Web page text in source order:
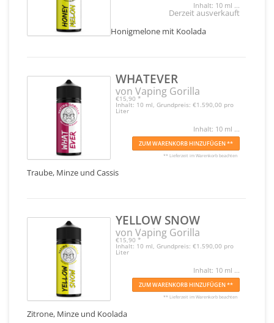
Inhalt: 10 ml ...
Derzeit ausverkauft
Honigmelone mit Koolada
WHATEVER
von Vaping Gorilla
€15,90 *
Inhalt: 10 ml, Grundpreis: €1.590,00 pro
Liter
Inhalt: 10 ml ...
ZUM WARENKORB HINZUFÜGEN **
** Lieferzeit im Warenkorb beachten
Traube, Minze und Cassis
YELLOW SNOW
von Vaping Gorilla
€15,90 *
Inhalt: 10 ml, Grundpreis: €1.590,00 pro
Liter
Inhalt: 10 ml ...
ZUM WARENKORB HINZUFÜGEN **
** Lieferzeit im Warenkorb beachten
Zitrone, Minze und Koolada